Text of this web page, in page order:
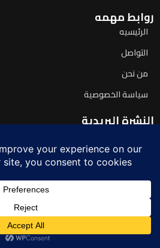
روابط مهمه
الرئيسيه
التواصل
من نحن
سياسة الخصوصية
النشرة البريدية